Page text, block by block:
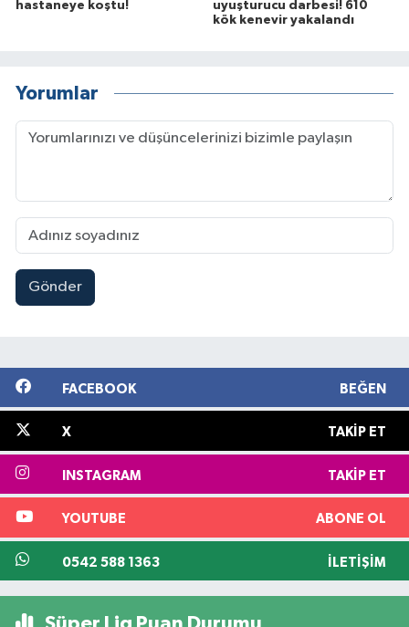
hastaneye koştu!
uyuşturucu darbesi! 610
kök kenevir yakalandı
Yorumlar
Gönder
FACEBOOK BEĞEN
X TAKIP ET
INSTAGRAM TAKIP ET
YOUTUBE ABONE OL
0542 588 1363 İLETIŞIM